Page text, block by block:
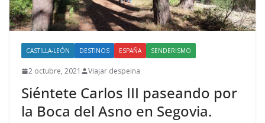
CASTILLA-LEÓN DESTINOS ESPAÑA SENDERISMO
2 octubre, 2021 Viajar despeina
Siéntete Carlos III paseando por
la Boca del Asno en Segovia.